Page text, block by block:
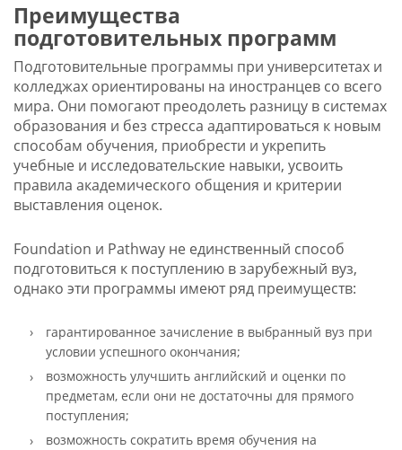
Преимущества
подготовительных программ
Подготовительные программы при университетах и
колледжах ориентированы на иностранцев со всего
мира. Они помогают преодолеть разницу в системах
образования и без стресса адаптироваться к новым
способам обучения, приобрести и укрепить
учебные и исследовательские навыки, усвоить
правила академического общения и критерии
выставления оценок.
Foundation и Pathway не единственный способ
подготовиться к поступлению в зарубежный вуз,
однако эти программы имеют ряд преимуществ:
гарантированное зачисление в выбранный вуз при
условии успешного окончания;
возможность улучшить английский и оценки по
предметам, если они не достаточны для прямого
поступления;
возможность сократить время обучения на